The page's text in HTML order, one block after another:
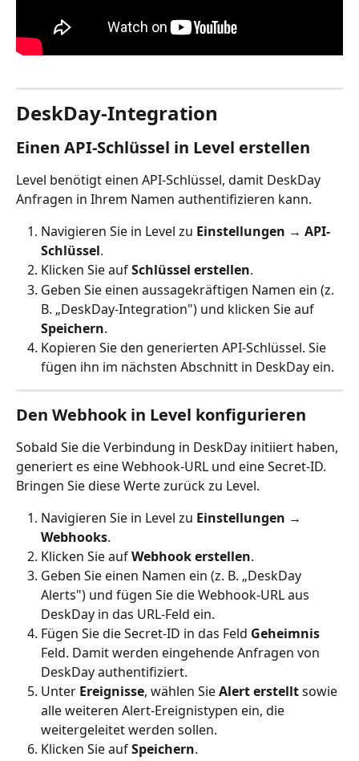
DeskDay-Integration
Einen API-Schlüssel in Level erstellen
Level benötigt einen API-Schlüssel, damit DeskDay
Anfragen in Ihrem Namen authentifizieren kann.
Navigieren Sie in Level zu Einstellungen → API-
Schlüssel.
Klicken Sie auf Schlüssel erstellen.
Geben Sie einen aussagekräftigen Namen ein (z.
B. „DeskDay-Integration") und klicken Sie auf
Speichern.
Kopieren Sie den generierten API-Schlüssel. Sie
fügen ihn im nächsten Abschnitt in DeskDay ein.
Den Webhook in Level konfigurieren
Sobald Sie die Verbindung in DeskDay initiiert haben,
generiert es eine Webhook-URL und eine Secret-ID.
Bringen Sie diese Werte zurück zu Level.
Navigieren Sie in Level zu Einstellungen →
Webhooks.
Klicken Sie auf Webhook erstellen.
Geben Sie einen Namen ein (z. B. „DeskDay
Alerts") und fügen Sie die Webhook-URL aus
DeskDay in das URL-Feld ein.
Fügen Sie die Secret-ID in das Feld Geheimnis
Feld. Damit werden eingehende Anfragen von
DeskDay authentifiziert.
Unter Ereignisse, wählen Sie Alert erstellt sowie
alle weiteren Alert-Ereignistypen ein, die
weitergeleitet werden sollen.
Klicken Sie auf Speichern.